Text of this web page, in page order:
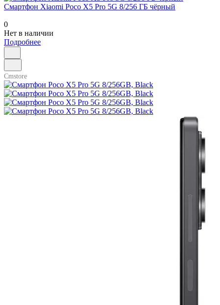
Смартфон Xiaomi Poco X5 Pro 5G 8/256 ГБ чёрный
0
Нет в наличии
Подробнее
Cmstore